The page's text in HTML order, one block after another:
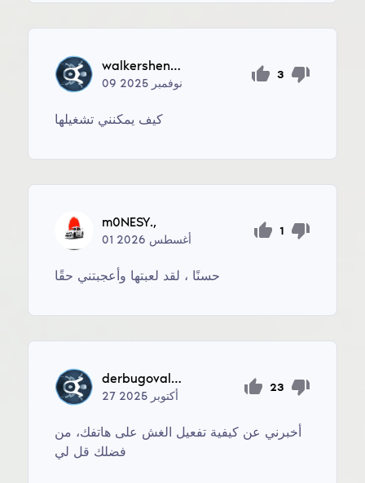
walkershenry137
09 نوفمبر
3
كيف يمكنني تشغيلها
m0NESY.,
01 أغسطس
1
حسنًا ، لقد لعبتها وأعجبتني حقًا
derbugovaleksandr571
27 أكتوبر
23
أخبرني عن كيفية تفعيل الغش على هاتفك، من
فضلك قل لي